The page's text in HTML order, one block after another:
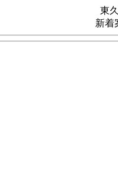
東
新着